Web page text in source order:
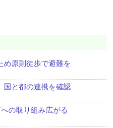
め原則徒歩で避難を
国と都の連携を確認
の取り組み広がる